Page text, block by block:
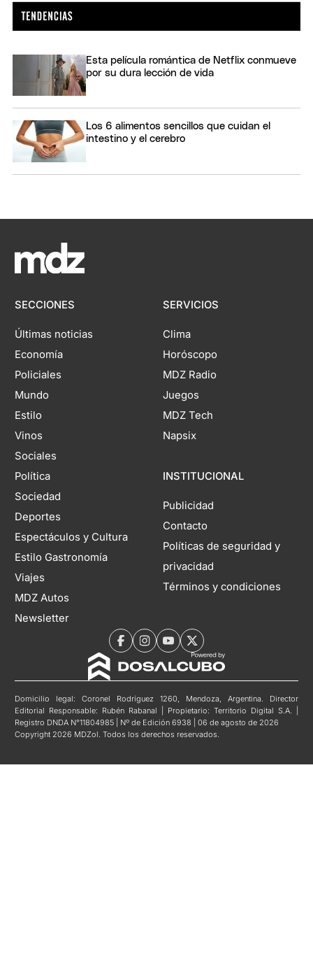
Esta película romántica de Netflix conmueve
por su dura lección de vida
Los 6 alimentos sencillos que cuidan el
intestino y el cerebro
SECCIONES
Últimas noticias
Economía
Policiales
Mundo
Estilo
Vinos
Sociales
Política
Sociedad
Deportes
Espectáculos y Cultura
Estilo Gastronomía
Viajes
MDZ Autos
Newsletter
SERVICIOS
Clima
Horóscopo
MDZ Radio
Juegos
MDZ Tech
Napsix
INSTITUCIONAL
Publicidad
Contacto
Políticas de seguridad y
privacidad
Términos y condiciones
Domicilio legal: Coronel Rodríguez 1260, Mendoza, Argentina. Director
Editorial Responsable: Rubén Rabanal | Propietario: Territorio Digital S.A. |
Registro DNDA N°11804985 | Nº de Edición 6938 | 06 de agosto de 2026
Copyright 2026 MDZol. Todos los derechos reservados.